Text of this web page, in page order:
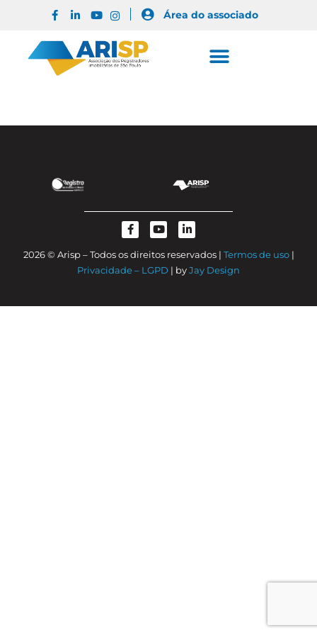
Área do associado
2026 © Arisp – Todos os direitos reservados | Termos de uso|
Privacidade – LGPD | byJay Design